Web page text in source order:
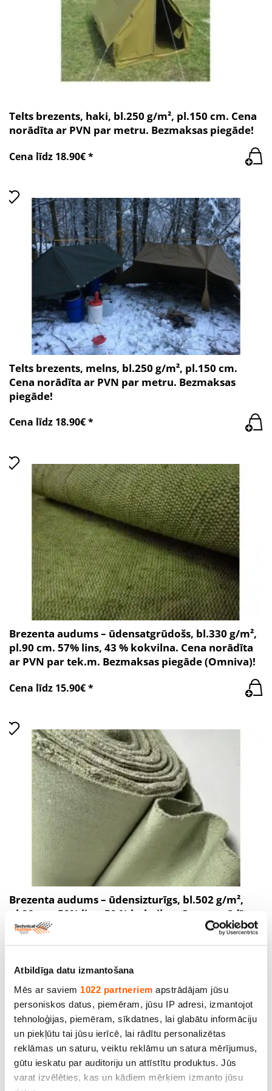
Atbildīga datu izmantošana
Mēs ar saviem 1022 partneriem apstrādājam jūsu
personiskos datus, piemēram, jūsu IP adresi, izmantojot
tehnoloģijas, piemēram, sīkdatnes, lai glabātu informāciju
un piekļūtu tai jūsu ierīcē, lai rādītu personalizētas
reklāmas un saturu, veiktu reklāmu un satura mērījumus,
gūtu ieskatu par auditoriju un attīstītu produktus. Jūs
varat izvēlēties, kas un kādiem mērķiem izmanto jūsu
Telts brezents, haki, bl.250 g/m², pl.150 cm. Cena
norādīta ar PVN par metru. Bezmaksas piegāde!
Cena līdz 18.90€ *
Telts brezents, melns, bl.250 g/m², pl.150 cm.
Cena norādīta ar PVN par metru. Bezmaksas
piegāde!
Cena līdz 18.90€ *
Brezenta audums – ūdensatgrūdošs, bl.330 g/m²,
pl.90 cm. 57% lins, 43 % kokvilna. Cena norādīta
ar PVN par tek.m. Bezmaksas piegāde (Omniva)!
Cena līdz 15.90€ *
Brezenta audums – ūdensizturīgs, bl.502 g/m²,
pl.90 cm. 50% lins, 50 % kokvilna. Cena norādīta
ar PVN par tek. m. Bezmaksas piegāde (Omniva)!